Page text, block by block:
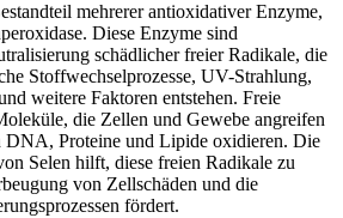
mehrerer antioxidativer Enzyme,
Diese Enzyme sind
schädlicher freier Radikale, die
Stoffwechselprozesse, UV-Strahlung,
weitere Faktoren entstehen. Freie
die Zellen und Gewebe angreifen
DNA, Proteine und Lipide oxidieren. Die
Selen hilft, diese freien Radikale zu
von Zellschäden und die
fördert.